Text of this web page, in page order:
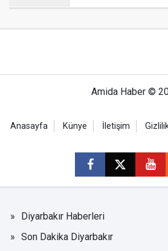
Amida Haber ©
Anasayfa Künye İletişim
Diyarbakır Haberleri
Son Dakika Diyarbakır